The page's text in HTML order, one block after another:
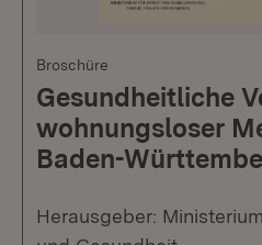
Broschüre
Gesundheitliche
wohnungsloser
Baden-
Herausgeber: